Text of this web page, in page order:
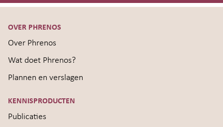
OVER PHRENOS
Over Phrenos
Wat doet Phrenos?
Plannen en verslagen
KENNISPRODUCTEN
Publicaties